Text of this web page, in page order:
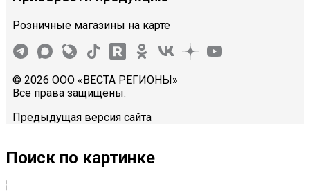
Розничные магазины на карте
© 2026 ООО «ВЕСТА РЕГИОНЫ»
Все права защищены.
Предыдущая версия сайта
Поиск по картинке